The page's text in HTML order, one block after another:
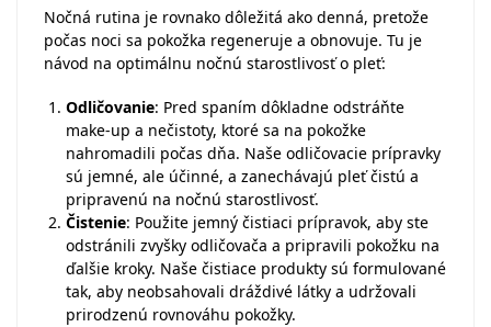
Nočná rutina je rovnako dôležitá ako denná, pretože
počas noci sa pokožka regeneruje a obnovuje. Tu je
návod na optimálnu nočnú starostlivosť o pleť:
Odličovanie: Pred spaním dôkladne odstráňte
make-up a nečistoty, ktoré sa na pokožke
nahromadili počas dňa. Naše odličovacie prípravky
sú jemné, ale účinné, a zanechávajú pleť čistú a
pripravenú na nočnú starostlivosť.
Čistenie: Použite jemný čistiaci prípravok, aby ste
odstránili zvyšky odličovača a pripravili pokožku na
ďalšie kroky. Naše čistiace produkty sú formulované
tak, aby neobsahovali dráždivé látky a udržovali
prirodzenú rovnováhu pokožky.